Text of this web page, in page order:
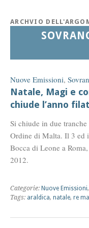
ARCHVIO
Nuove Emissioni,
Natale, Magi e
chiude l’anno
Si chiude in due
Ordine di Malta. Il 3 ed
Bocca di Leone a
2012.
Categorie: Nuove Emissioni,
Tags: araldica, natale, re